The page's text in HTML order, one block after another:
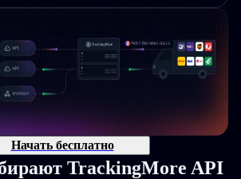
Начать бесплатно
TrackingMore API